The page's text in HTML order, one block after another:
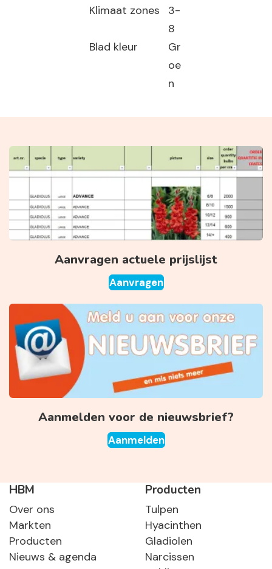
Klimaat zones
3-
8
Blad kleur
Gr
oe
n
Aanvragen actuele prijslijst
Aanvragen
Aanmelden voor de nieuwsbrief?
Aanmelden
HBM
Over ons
Markten
Producten
Nieuws & agenda
Producten
Tulpen
Hyacinthen
Gladiolen
Narcissen